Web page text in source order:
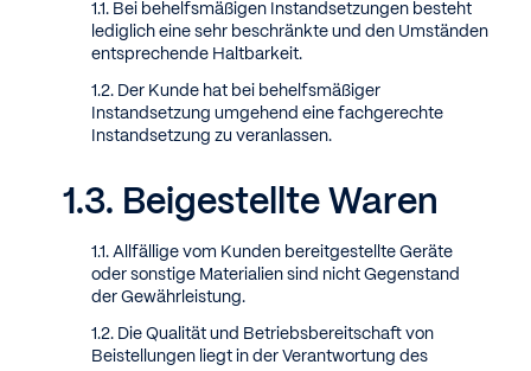
Bei behelfsmäßigen Instandsetzungen besteht
lediglich eine sehr beschränkte und den Umständen
entsprechende Haltbarkeit.
Der Kunde hat bei behelfsmäßiger
Instandsetzung umgehend eine fachgerechte
Instandsetzung zu veranlassen.
Beigestellte Waren
Allfällige vom Kunden bereitgestellte Geräte
oder sonstige Materialien sind nicht Gegenstand
der Gewährleistung.
Die Qualität und Betriebsbereitschaft von
Beistellungen liegt in der Verantwortung des